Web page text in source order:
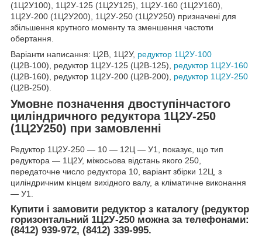
(1Ц2У100), 1Ц2У-125 (1Ц2У125), 1Ц2У-160 (1Ц2У160),
1Ц2У-200 (1Ц2У200), 1Ц2У-250 (1Ц2У250) призначені для
збільшення крутного моменту та зменшення частоти
обертання.
Варіанти написання: Ц2В, 1Ц2У, редуктор 1Ц2У-100
(Ц2В-100), редуктор 1Ц2У-125 (Ц2В-125), редуктор 1Ц2У-160
(Ц2В-160), редуктор 1Ц2У-200 (Ц2В-200), редуктор 1Ц2У-250
(Ц2В-250).
Умовне позначення двоступінчастого
циліндричного редуктора 1Ц2У-250
(1Ц2У250) при замовленні
Редуктор 1Ц2У-250 ― 10 ― 12Ц ― У1, показує, що тип
редуктора ― 1Ц2У, міжосьова відстань якого 250,
передаточне число редуктора 10, варіант збірки 12Ц, з
циліндричним кінцем вихідного валу, а кліматичне виконання
― У1.
Купити і замовити редуктор з каталогу (редуктор
горизонтальний 1Ц2У-250 можна за телефонами:
(8412) 939-972, (8412) 339-995.